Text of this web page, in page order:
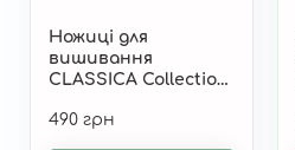
Ножиці для
вишивання
CLASSICA Collection
см 10134
490 грн